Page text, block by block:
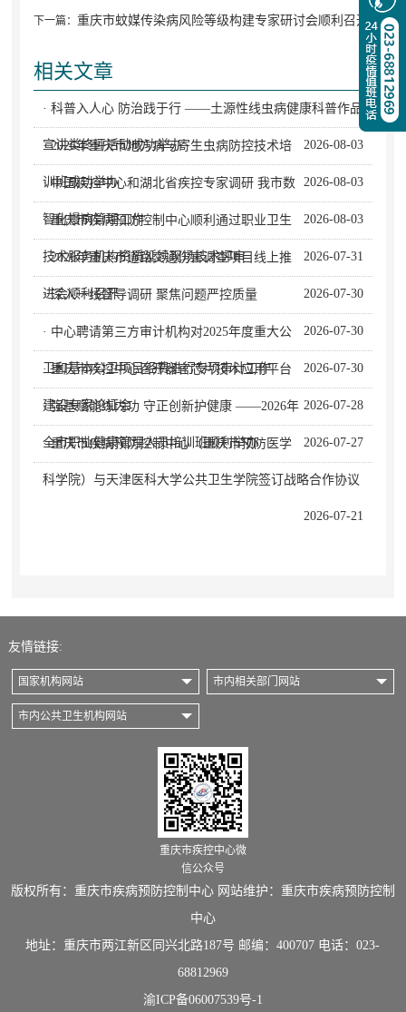
下一篇： 重庆市蚊媒传染病风险等级构建专家研讨会顺利召开
相关文章
· 科普入人心 防治践于行 ——土源性线虫病健康科普作品
宣讲类终评活动成功举办 2026-08-03
· 2026年重庆市地方病与寄生虫病防控技术培
训班成功举办 2026-08-03
· 中国疾控中心和湖北省疾控专家调研 我市数
智化慢病管理工作 2026-08-03
· 重庆市疾病预防控制中心顺利通过职业卫生
技术服务机构资质延续现场技术评审 2026-07-31
· 2026年重庆市道路交通伤害调查项目线上推
进会顺利召开 2026-07-30
· 深入一线督导调研 聚焦问题严控质量
2026-07-30
· 中心聘请第三方审计机构对2025年度重大公
卫和基本公卫项目经费进行专项审计工作 2026-07-30
· 重庆市疾控中心召开器官芯片技术应用平台
建设专家论证会 2026-07-28
· 强基赋能练内功 守正创新护健康 ——2026年
全市职业健康管理人员培训班顺利举办 2026-07-27
· 重庆市疾病预防控制中心（重庆市预防医学
科学院）与天津医科大学公共卫生学院签订战略合作协议
2026-07-21
友情链接:
国家机构网站 市内相关部门网站
市内公共卫生机构网站
重庆市疾控中心微
信公众号
版权所有：重庆市疾病预防控制中心 网站维护：重庆市疾病预防控制
中心
地址：重庆市两江新区同兴北路187号 邮编：400707 电话：023-
68812969
渝ICP备06007539号-1